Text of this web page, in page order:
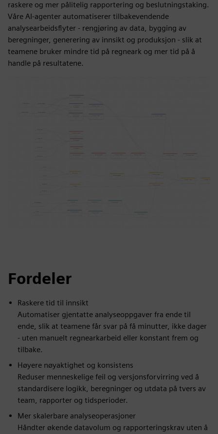
raskere og mer pålitelig rapportering og beslutningstaking.
Våre AI-agenter automatiserer tilbakevendende
analysearbeidsflyter - rengjøring av data, bygging av
beregninger, generering av innsikt og produksjon - slik at
teamene bruker mindre tid på regneark og mer tid på å
handle på resultatene.
Fordeler
Raskere tid til innsikt
Automatiser gjentatte analyseoppgaver fra ende til
ende, slik at teamene får svar på få minutter, ikke dager
- uten manuelt regnearkarbeid eller konstant frem og
tilbake.
Høyere nøyaktighet og konsistens
Reduser menneskelige feil og versjonsforvirring ved å
standardisere logikk, beregninger og utdata på tvers av
team, rapporter og tidsperioder.
Mer skalerbare analyseoperasjoner
Håndter økende datavolum og rapporteringskrav uten å